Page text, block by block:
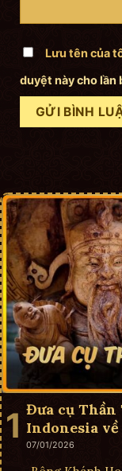
Lưu tên của
duyệt này cho lần
Đưa cụ Thần
Indonesia
07/01/2026